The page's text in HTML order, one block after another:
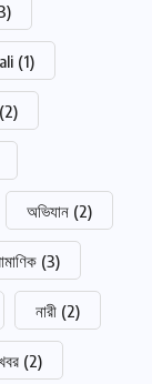
(1)
(2)
অভিযান (2)
(3)
নারী (2)
(2)